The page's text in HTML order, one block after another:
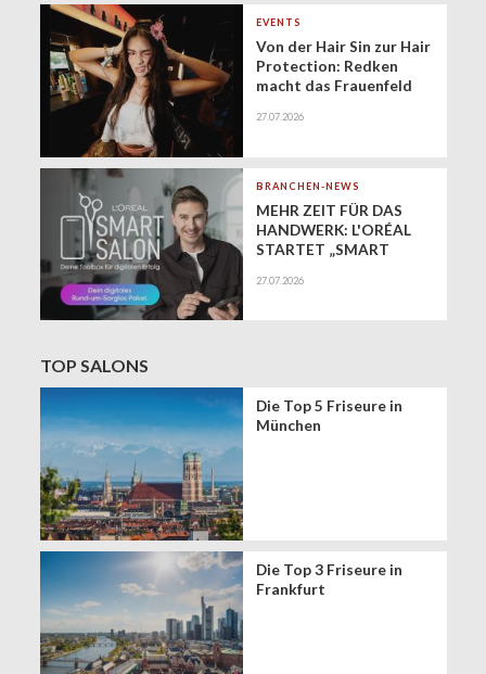
(Minijobs)
EVENTS
Von der Hair Sin zur Hair
Protection: Redken
macht das Frauenfeld
gesundes Haar
27.07.2026
BRANCHEN-NEWS
MEHR ZEIT FÜR DAS
HANDWERK: L'ORÉAL
STARTET „SMART
EXKLUSIVEN BUSINESS-
27.07.2026
TOP SALONS
Die Top 5 Friseure in
München
Die Top 3 Friseure in
Frankfurt